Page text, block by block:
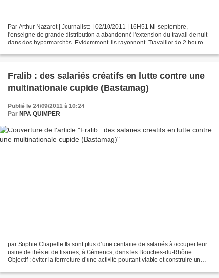
Par Arthur Nazaret | Journaliste | 02/10/2011 | 16H51 Mi-septembre,
l'enseigne de grande distribution a abandonné l'extension du travail de nuit
dans des hypermarchés. Evidemment, ils rayonnent. Travailler de 2 heures à
Fralib : des salariés créatifs en lutte contre une
multinationale cupide (Bastamag)
Publié le 24/09/2011 à 10:24
Par NPA QUIMPER
par Sophie Chapelle Ils sont plus d’une centaine de salariés à occuper leur
usine de thés et de tisanes, à Gémenos, dans les Bouches-du-Rhône.
Objectif : éviter la fermeture d’une activité pourtant viable et construire un